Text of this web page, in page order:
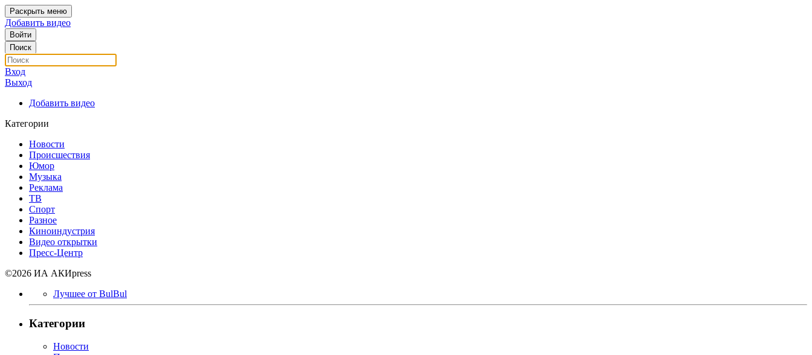
Раскрыть меню
Добавить видео
Войти
Поиск
Вход
Выход
Добавить видео
Категории
Новости
Происшествия
Юмор
Музыка
Реклама
ТВ
Спорт
Разное
Киноиндустрия
Видео открытки
Пресс-Центр
©2026 ИА АКИpress
Лучшее от BulBul
Категории
Новости